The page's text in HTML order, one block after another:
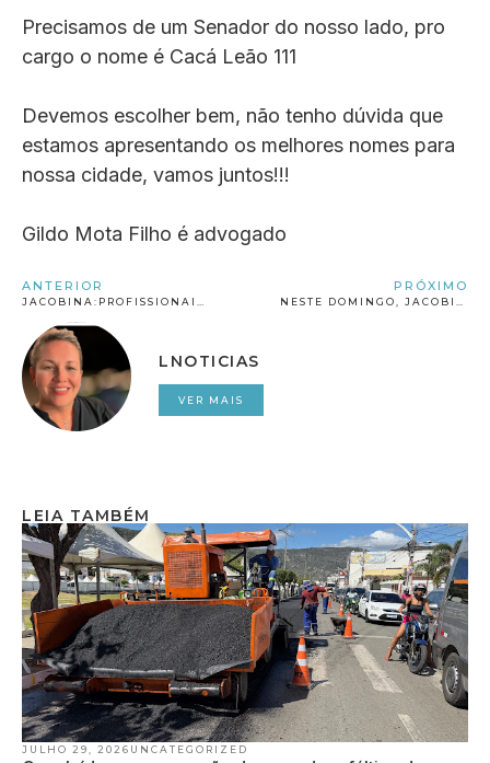
Precisamos de um Senador do nosso lado, pro
cargo o nome é Cacá Leão 111
Devemos escolher bem, não tenho dúvida que
estamos apresentando os melhores nomes para
nossa cidade, vamos juntos!!!
Gildo Mota Filho é advogado
ANTERIOR PRÓXIMO
LNOTICIAS
VER MAIS
LEIA TAMBÉM
JULHO 29, 2026 UNCATEGORIZED